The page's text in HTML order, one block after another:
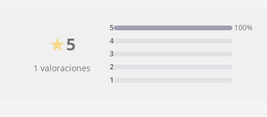
5
★
1 valoraciones
1
2
3
4
5 100%